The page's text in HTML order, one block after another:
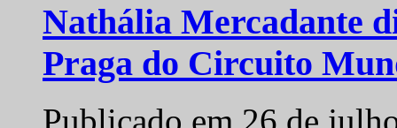
Nathália Mercadante
Praga do Circuito
Publicado em 26 de